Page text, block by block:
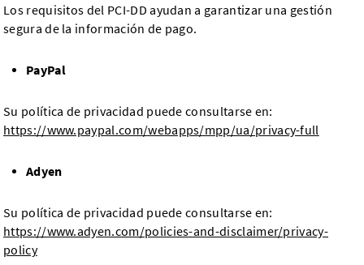
Los requisitos del PCI-DD ayudan a garantizar una gestión
segura de la información de pago.
PayPal
Su política de privacidad puede consultarse en:
https://www.paypal.com/webapps/mpp/ua/privacy-full
Adyen
Su política de privacidad puede consultarse en:
https://www.adyen.com/policies-and-disclaimer/privacy-
policy